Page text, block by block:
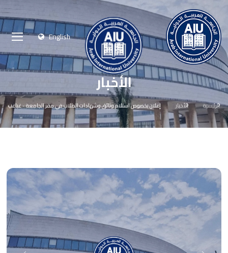
English
الأخبار
الرئيسية الأخبار إعلان بخصوص استلام وثائق وشهادات الطلاب في مقر الجامعة - غباغب